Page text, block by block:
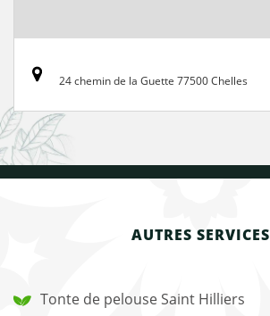
24 chemin de la Guette 77500 Chelles
AUTRES SERVICES
Tonte de pelouse Saint Hilliers